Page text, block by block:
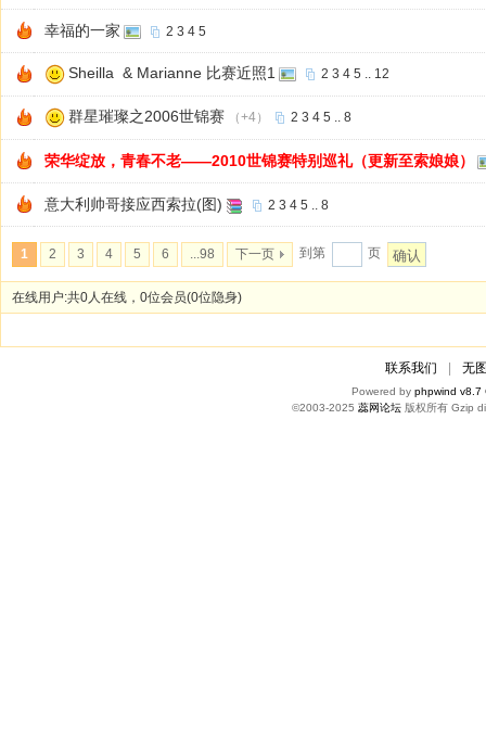
幸福的一家 2 3 4 5
Sheilla & Marianne 比赛近照1 2 3 4 5 .. 12
群星璀璨之2006世锦赛 （+4） 2 3 4 5 .. 8
荣华绽放，青春不老——2010世锦赛特别巡礼（更新至索娘娘）
意大利帅哥接应西索拉(图) 2 3 4 5 .. 8
1 2 3 4 5 6 ...98 下一页 到第 页 确认
在线用户:共0人在线，0位会员(0位隐身)
联系我们 无
Powered by phpwind v8.7
©2003-2025 蕊网论坛 版权所有 Gzip